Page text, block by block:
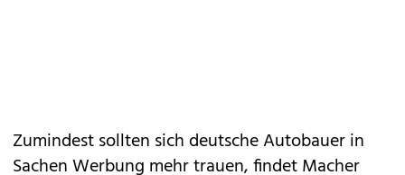
Zumindest sollten sich deutsche Autobauer in
Sachen Werbung mehr trauen, findet Macher